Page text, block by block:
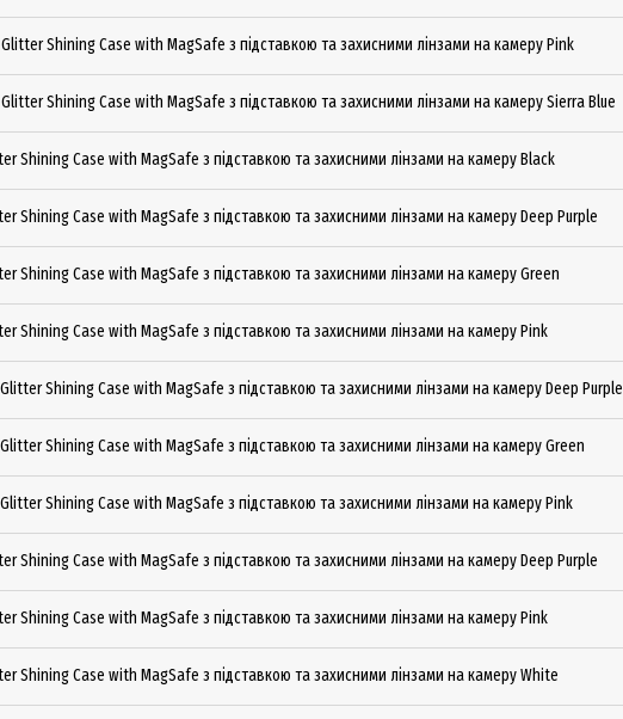
Shining Сase with MagSafe з підставкою та захисними лінзами на камеру Pink
Shining Сase with MagSafe з підставкою та захисними лінзами на камеру Sierra Blue
Shining Сase with MagSafe з підставкою та захисними лінзами на камеру Black
Shining Сase with MagSafe з підставкою та захисними лінзами на камеру Deep Purple
Shining Сase with MagSafe з підставкою та захисними лінзами на камеру Green
Shining Сase with MagSafe з підставкою та захисними лінзами на камеру Pink
Shining Сase with MagSafe з підставкою та захисними лінзами на камеру Deep Purple
Shining Сase with MagSafe з підставкою та захисними лінзами на камеру Green
Shining Сase with MagSafe з підставкою та захисними лінзами на камеру Pink
Shining Сase with MagSafe з підставкою та захисними лінзами на камеру Deep Purple
Shining Сase with MagSafe з підставкою та захисними лінзами на камеру Pink
Shining Сase with MagSafe з підставкою та захисними лінзами на камеру White